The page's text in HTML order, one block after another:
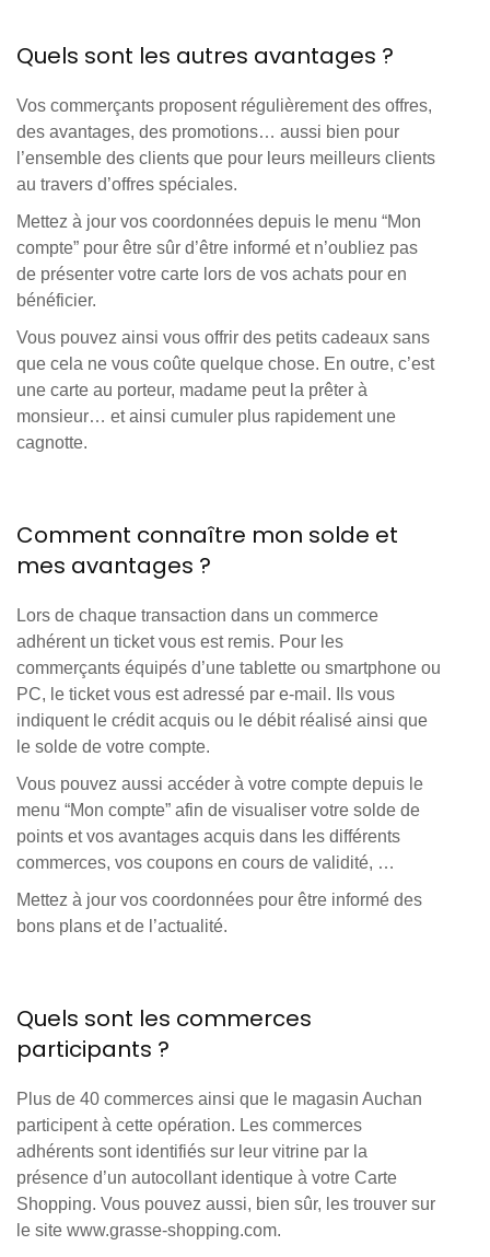
Quels sont les autres avantages ?
Vos commerçants proposent régulièrement des offres,
des avantages, des promotions… aussi bien pour
l’ensemble des clients que pour leurs meilleurs clients
au travers d’offres spéciales.
Mettez à jour vos coordonnées depuis le menu “Mon
compte” pour être sûr d’être informé et n’oubliez pas
de présenter votre carte lors de vos achats pour en
bénéficier.
Vous pouvez ainsi vous offrir des petits cadeaux sans
que cela ne vous coûte quelque chose. En outre, c’est
une carte au porteur, madame peut la prêter à
monsieur… et ainsi cumuler plus rapidement une
cagnotte.
Comment connaître mon solde et
mes avantages ?
Lors de chaque transaction dans un commerce
adhérent un ticket vous est remis. Pour les
commerçants équipés d’une tablette ou smartphone ou
PC, le ticket vous est adressé par e-mail. Ils vous
indiquent le crédit acquis ou le débit réalisé ainsi que
le solde de votre compte.
Vous pouvez aussi accéder à votre compte depuis le
menu “Mon compte” afin de visualiser votre solde de
points et vos avantages acquis dans les différents
commerces, vos coupons en cours de validité, …
Mettez à jour vos coordonnées pour être informé des
bons plans et de l’actualité.
Quels sont les commerces
participants ?
Plus de 40 commerces ainsi que le magasin Auchan
participent à cette opération. Les commerces
adhérents sont identifiés sur leur vitrine par la
présence d’un autocollant identique à votre Carte
Shopping. Vous pouvez aussi, bien sûr, les trouver sur
le site www.grasse-shopping.com.